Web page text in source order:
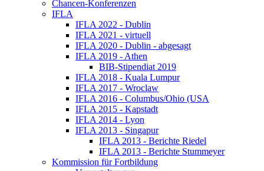
Chancen-Konferenzen
IFLA
IFLA 2022 - Dublin
IFLA 2021 - virtuell
IFLA 2020 - Dublin - abgesagt
IFLA 2019 - Athen
BIB-Stipendiat 2019
IFLA 2018 - Kuala Lumpur
IFLA 2017 - Wroclaw
IFLA 2016 - Columbus/Ohio (USA
IFLA 2015 - Kapstadt
IFLA 2014 - Lyon
IFLA 2013 - Singapur
IFLA 2013 - Berichte Riedel
IFLA 2013 - Berichte Stummeyer
Kommission für Fortbildung